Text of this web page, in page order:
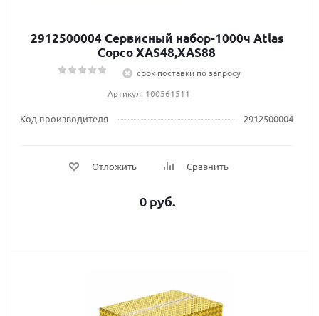
2912500004 Сервисный набор-1000ч Atlas
Сopco XAS48,XAS88
срок поставки по запросу
Артикул: 100561511
Код производителя 2912500004
Отложить Сравнить
0 руб.